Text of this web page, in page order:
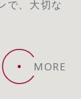
で、大切な
MORE